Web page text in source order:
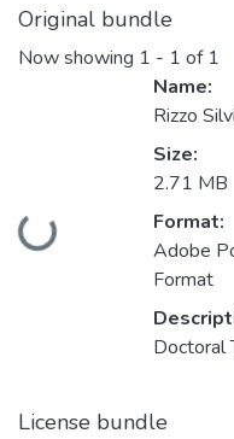
Original bundle
Now showing 1 - 1 of 1
Loading...
Name:
Rizzo
Size:
2.71 MB
Format:
Adobe
Format
Doctoral
License bundle